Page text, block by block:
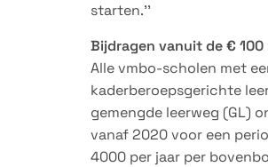
starten.’’
Bijdragen vanuit de €
Alle vmbo-scholen met
kaderberoepsgerichte
gemengde leerweg (GL)
vanaf 2020 voor een
4000 per jaar per